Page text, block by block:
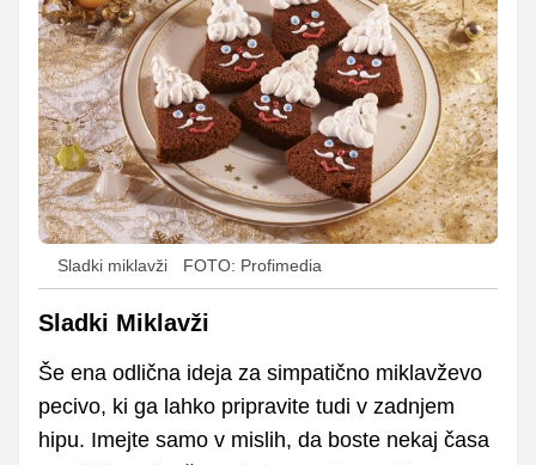
Sladki miklavži FOTO: Profimedia
Sladki Miklavži
Še ena odlična ideja za simpatično miklavževo
pecivo, ki ga lahko pripravite tudi v zadnjem
hipu. Imejte samo v mislih, da boste nekaj časa